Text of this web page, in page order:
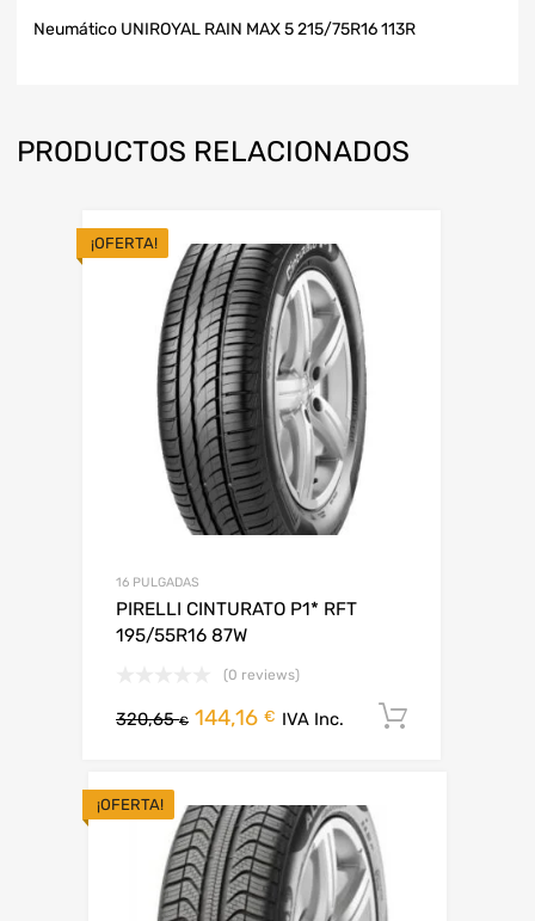
Neumático UNIROYAL RAIN MAX 5 215/75R16 113R
PRODUCTOS RELACIONADOS
¡OFERTA!
16 PULGADAS
PIRELLI CINTURATO P1* RFT
195/55R16 87W
(0 reviews)
320,65€ 144,16 € IVA Inc.
¡OFERTA!